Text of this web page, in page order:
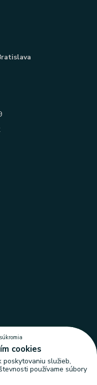
cookies
služieb,
používame súbory